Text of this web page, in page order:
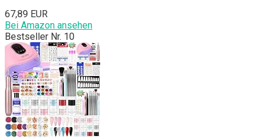
67,89 EUR
Bei Amazon ansehen
Bestseller Nr. 10